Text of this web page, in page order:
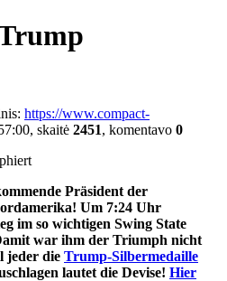
https://www.compact-
skaitė 2451, komentavo 0
Präsident der
Um 7:24 Uhr
im so wichtigen Swing State
war ihm der Triumph nicht
jeder die Trump-Silbermedaille
lautet die Devise! Hier